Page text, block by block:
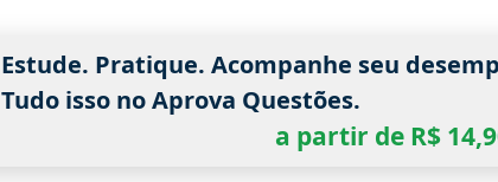
Estude. Pratique. Acompanhe seu
Tudo isso no Aprova Questões.
a partir de R$